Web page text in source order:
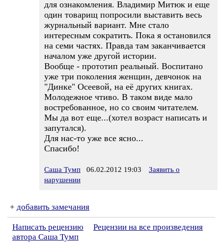
для ознакомления. Владимир Митюк и еще
один товарищ попросили выставить весь
журнальный вариант. Мне стало
интересным сократить. Пока я остановился
на семи частях. Правда там заканчивается
началом уже другой истории.
Вообще - прототип реальный. Воспитано
уже три поколения женщин, девчонок на
"Динке" Осеевой, на её других книгах.
Молодежное чтиво. В таком виде мало
востребованное, но со своим читателем.
Мы да вот еще...(хотел возраст написать и
запутался).
Для нас-то уже все ясно...
Спасибо!
Саша Тумп 06.02.2012 19:03
Заявить о
нарушении
+ добавить замечания
Написать рецензию
Рецензии на все произведения
автора Саша Тумп